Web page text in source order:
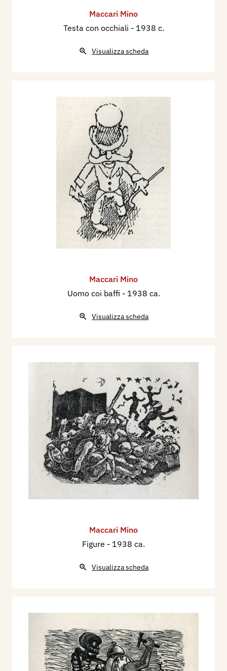
Maccari Mino
Testa con occhiali - 1938 c.
Visualizza scheda
Maccari Mino
Uomo coi baffi - 1938 ca.
Visualizza scheda
Maccari Mino
Figure - 1938 ca.
Visualizza scheda